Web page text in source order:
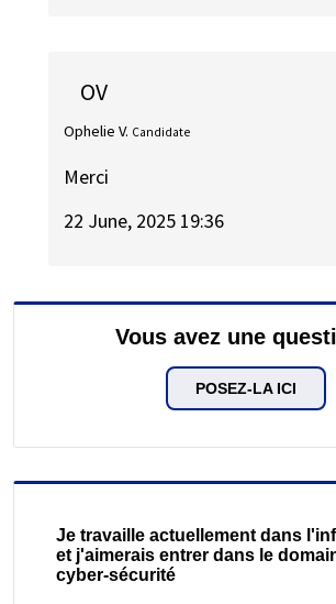
OV
Ophelie V. Candidate
Merci
22 June, 2025 19:36
Vous avez une
POSEZ-LA ICI
Je travaille actuellement dans
et j'aimerais entrer dans le
cyber-sécurité